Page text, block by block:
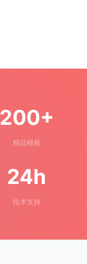
200+
精品模板
24h
技术支持